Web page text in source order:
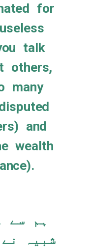
for
talk
others,
many
and
wealth
ہم سے
شبیہ